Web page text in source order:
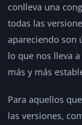
conlleva una
todas las
apareciendo son
lo que nos lleva
más y más
Para aquellos
las versiones,